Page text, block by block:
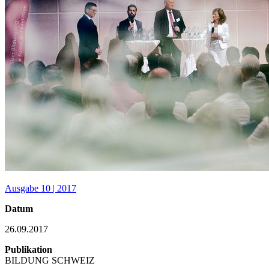
Ausgabe 10 | 2017
Datum
26.09.2017
Publikation
BILDUNG SCHWEIZ